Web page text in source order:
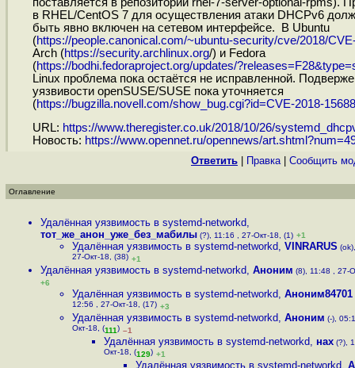
в RHEL/CentOS 7 для осуществления атаки DHCPv6
быть явно включен на сетевом интерфейсе. В Ubuntu
(https://people.canonical.com/~ubuntu-security/cve/2018/
Arch (https://security.archlinux.org/) и Fedora
(https://bodhi.fedoraproject.org/updates/
Linux проблема пока остаётся не исправленной.
уязвивости openSUSE/SUSE пока уточняется
(https://bugzilla.novell.com/show_bug.cgi?id=CVE-2018-15688
URL: https://www.theregister.co.uk/2018/10/26/
Новость: https://www.opennet.ru/opennews/
Ответить Правка| Cообщить
Оглавление
Удалённая уязвимость в systemd-networkd,
тот_же_анон_уже_без_мабилы (?), 11:16 , 27-Окт-18, (1) +1
Удалённая уязвимость в systemd-networkd, VINRARUS
27-Окт-18, (38) +1
Удалённая уязвимость в systemd-networkd, Аноним (8), 11:48 , 27-
+6
Удалённая уязвимость в systemd-networkd, Аноним84701
12:56 , 27-Окт-18, (17) +3
Удалённая уязвимость в systemd-networkd, Аноним (-),
Окт-18, (111) –1
Удалённая уязвимость в systemd-networkd, нах (?),
Окт-18, (129) +1
Удалённая уязвимость в systemd-networkd,